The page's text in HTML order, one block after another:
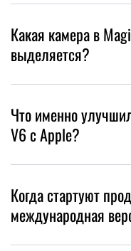
Какая камера в
выделяется?
Что именно
V6 с Apple?
Когда стартуют
международная